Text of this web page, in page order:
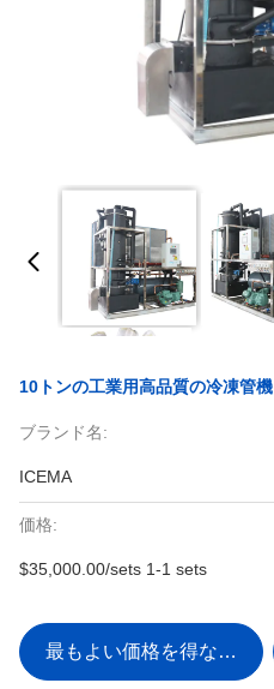
10トンの工業用高品質の冷凍管機
ブランド名:
ICEMA
価格:
$35,000.00/sets 1-1 sets
最もよい価格を得なさい